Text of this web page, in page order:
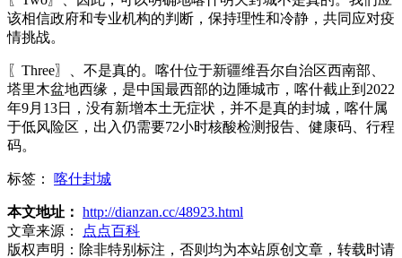
该相信政府和专业机构的判断，保持理性和冷静，共同应对疫
情挑战。
〖Three〗、不是真的。喀什位于新疆维吾尔自治区西南部、
塔里木盆地西缘，是中国最西部的边陲城市，喀什截止到2022
年9月13日，没有新增本土无症状，并不是真的封城，喀什属
于低风险区，出入仍需要72小时核酸检测报告、健康码、行程
码。
标签： 喀什封城
本文地址： http://dianzan.cc/48923.html
文章来源：
点点百科
版权声明： 除非特别标注，否则均为本站原创文章，转载时请